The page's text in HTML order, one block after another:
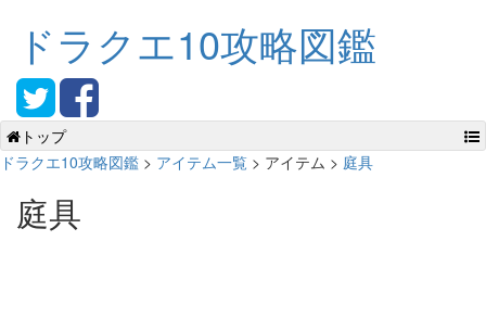
ドラクエ10攻略図鑑
トップ
ドラクエ10攻略図鑑 > アイテム一覧 > アイテム > 庭具
庭具